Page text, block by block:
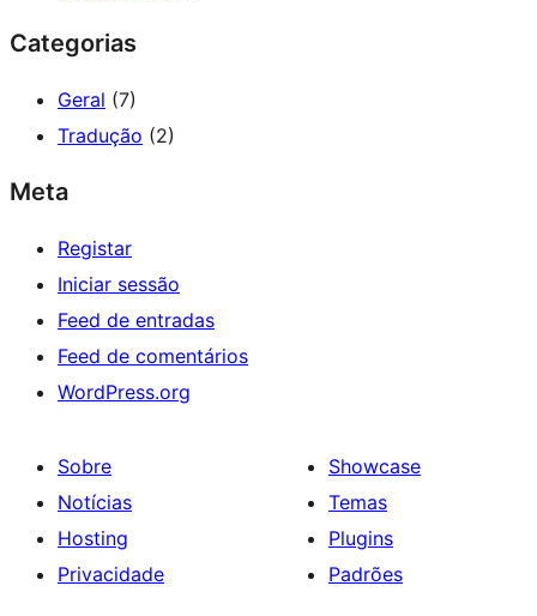
Categorias
Geral (7)
Tradução (2)
Meta
Registar
Iniciar sessão
Feed de entradas
Feed de comentários
WordPress.org
Sobre
Notícias
Hosting
Privacidade
Showcase
Temas
Plugins
Padrões